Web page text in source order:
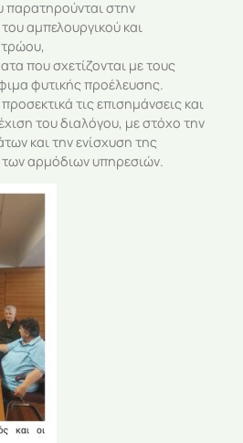
παρατηρούνται στην
αμπελουργικού και
που σχετίζονται με τους
φυτικής προέλευσης.
τις επισημάνσεις και
του διαλόγου, με στόχο την
και την ενίσχυση της
αρμόδιων υπηρεσιών.